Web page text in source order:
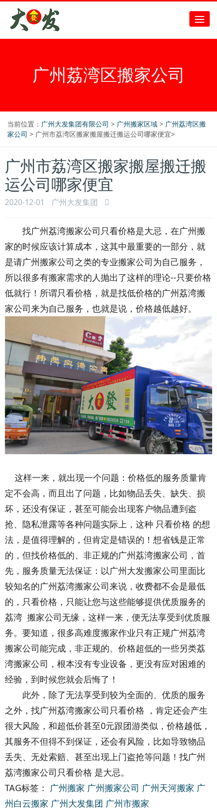
广州荔湾区搬家公司
当前位置： 广州大发集团有限公司 > 广州搬家区域 > 广州荔湾区搬
家公司 > 广州市荔湾区搬家搬屋搬迁搬运公司哪家便宜>
广州市荔湾区搬家搬屋搬迁搬
运公司哪家便宜
2020-12-01 广州大发集团
找广州荔湾搬家公司只看价格是大忌，在广州搬
家的时候应该计算成本，这其中最重要的一部分，就
是请广州搬家公司之类的专业搬家公司为自己服务，
所以很多有搬家需求的人抛出了这样的理论--只要价格
低就行！所谓只看价格，就是找低价格的广州荔湾搬
家公司来为自己服务，也就是说，价格越低越好。
这样一来，就出现一个问题：价格低的服务质量肯
定不会高，而且出了问题，比如物品丢失、缺失、损
坏，还没有保证，甚至可能会出现客户物品遭到盗
抢、隐私泄露等各种问题实际上，这种 只看价格 的想
法，是值得理解的，但肯定是错误的！想省钱是正常
的，但找价格低的、非正规的广州荔湾搬家公司，首
先，服务质量无法保证：以广州大发搬家公司里面比
较知名的广州荔湾搬家公司来说，收费都不会是最低
的，只看价格，只能让您与这些能够提供优质服务的
荔湾 搬家公司无缘，这样一来，便无法享受到优质服
务。要知道，很多高难度搬家作业只有正规广州荔湾
搬家公司能完成，非正规的、价格超低的一些另类荔
湾搬家公司，根本没有专业设备，更没有应对困难的
经验，到时候您就会后悔了！
此外，除了无法享受到较为全面的、优质的服务
之外，找广州荔湾搬家公司只看价格 ，肯定还会产生
很大风险，和超低价甚至0元跟团游类似，价格越低，
其服务不但得不到保证，还会有风险，比如导致物品
丢失、无处索赔、甚至出现上门盗抢等问题！找广州
荔湾搬家公司只看价格 是大忌。
TAG标签： 广州搬家 广州搬家公司 广州天河搬家 广
州白云搬家 广州大发集团 广州市搬家